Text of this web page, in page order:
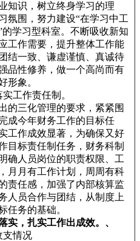
知识，树立终身学习的理
氛围，努力建设“在学习中工
学习型科室。不断吸收新知
工作需要，提升整体工作能
结一致、谦虚谨慎、真诚待
品性修养，做一个高尚而有
形象。
工作责任制。
的三化管理的要求，紧紧围
成今年财务工作的目标任
工作成效显著，为确保又好
目标责任制任务，财务科制
确人员岗位的职责权限、工
月月有工作计划，周周有科
责任感，加强了内部核算监
人员合作与团结，从制度上
任务的基础。
实，扎实工作出成效。、
情况